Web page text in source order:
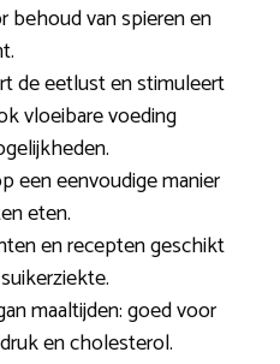
behoud van spieren en
de eetlust en stimuleert
vloeibare voeding
een eenvoudige manier
eten.
en recepten geschikt
maaltijden: goed voor
en cholesterol.